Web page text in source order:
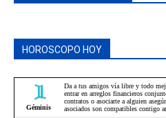
HOROSCOPO HOY